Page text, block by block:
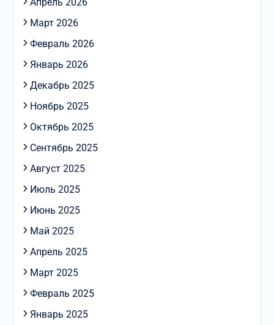
Март 2026
Февраль 2026
Январь 2026
Декабрь 2025
Ноябрь 2025
Октябрь 2025
Сентябрь 2025
Август 2025
Июль 2025
Июнь 2025
Май 2025
Апрель 2025
Март 2025
Февраль 2025
Январь 2025